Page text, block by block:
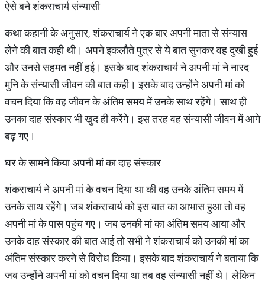
ऐसे बने शंकराचार्य संन्यासी
कथा कहानी के अनुसार, शंकराचार्य ने एक बार अपनी माता से संन्यास
लेने की बात कही थी। अपने इकलौते पुत्र से ये बात सुनकर वह दुखी हुई
और उनसे सहमत नहीं हई। इसके बाद शंकराचार्य ने अपनी मां ने नारद
मुनि के संन्यासी जीवन की बात कही। इसके बाद उन्होंने अपनी मां को
वचन दिया कि वह जीवन के अंतिम समय में उनके साथ रहेंगे। साथ ही
उनका दाह संस्कार भी खुद ही करेंगे। इस तरह वह संन्यासी जीवन में आगे
बढ़ गए।
घर के सामने किया अपनी मां का दाह संस्कार
शंकराचार्य ने अपनी मां के वचन दिया था की वह उनके अंतिम समय में
उनके साथ रहेंगे। जब शंकराचार्य को इस बात का आभास हुआ तो वह
अपनी मां के पास पहुंच गए। जब उनकी मां का अंतिम समय आया और
उनके दाह संस्कार की बात आई तो सभी ने शंकराचार्य को उनकी मां का
अंतिम संस्कार करने से विरोध किया। इसके बाद शंकराचार्य ने बताया कि
जब उन्होंने अपनी मां को वचन दिया था तब वह संन्यासी नहीं थे। लेकिन